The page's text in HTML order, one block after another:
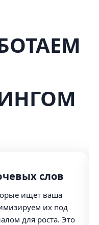
слов
ищет ваша
их под
для роста. Это